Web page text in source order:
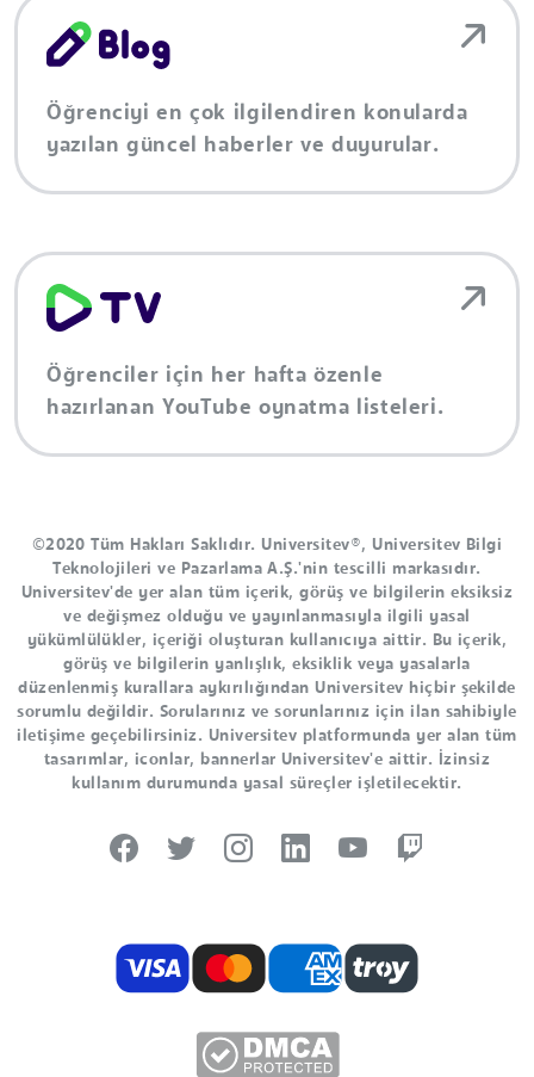
Öğrenciyi en çok ilgilendiren konularda
yazılan güncel haberler ve duyurular.
Öğrenciler için her hafta özenle
hazırlanan YouTube oynatma listeleri.
©2020 Tüm Hakları Saklıdır. Universitev®, Universitev Bilgi
Teknolojileri ve Pazarlama A.Ş.'nin tescilli markasıdır.
Universitev'de yer alan tüm içerik, görüş ve bilgilerin eksiksiz
ve değişmez olduğu ve yayınlanmasıyla ilgili yasal
yükümlülükler, içeriği oluşturan kullanıcıya aittir. Bu içerik,
görüş ve bilgilerin yanlışlık, eksiklik veya yasalarla
düzenlenmiş kurallara aykırılığından Universitev hiçbir şekilde
sorumlu değildir. Sorularınız ve sorunlarınız için ilan sahibiyle
iletişime geçebilirsiniz. Universitev platformunda yer alan tüm
tasarımlar, iconlar, bannerlar Universitev'e aittir. İzinsiz
kullanım durumunda yasal süreçler işletilecektir.